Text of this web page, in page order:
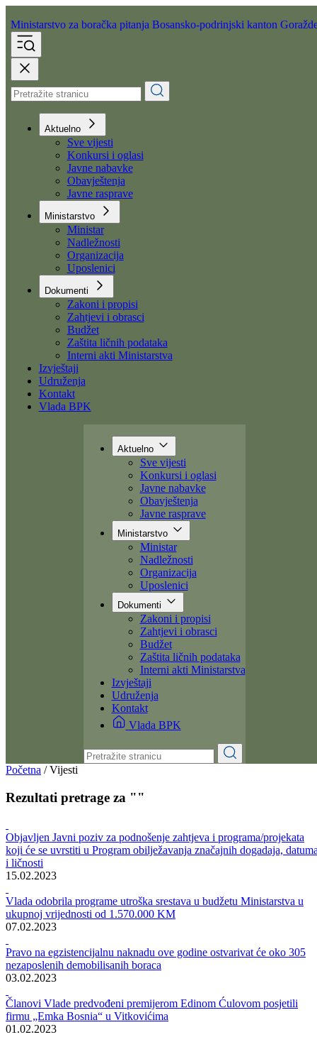
Ministarstvo za boračka pitanja
Aktuelno
Sve vijesti
Konkursi i oglasi
Javne nabavke
Obavještenja
Javne rasprave
Ministarstvo
Ministar
Nadležnosti
Organizacija
Uposlenici
Dokumenti
Zakoni i propisi
Zahtjevi i obrasci
Budžet
Zaštita ličnih podataka
Interni akti Ministarstva
Izvještaji
Aktuelno
Sve vijesti
Konkursi i oglasi
Javne nabavke
Obavještenja
Javne rasprave
Ministarstvo
Ministar
Nadležnosti
Organizacija
Uposlenici
Dokumenti
Zakoni i propisi
Zahtjevi i obrasci
Budžet
Zaštita ličnih podataka
Interni akti Ministarstva
Izvještaji
Udruženja
Vlada BPK
Vijesti
Rezultati pretrage za ""